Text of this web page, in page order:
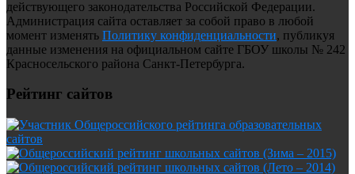
действующего законодательства Российской Федерации.
Администрация сайта оставляет за собой право в любой
момент изменять Политику конфиденциальности, публикуя
данные изменения на официальном сайте ГБОУ школы № 242
Красносельского района Санкт-Петербурга.
Рейтинг сайтов